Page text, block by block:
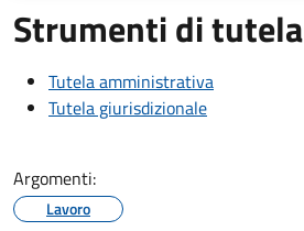
Strumenti di tutela
Tutela amministrativa
Tutela giurisdizionale
Argomenti:
Lavoro